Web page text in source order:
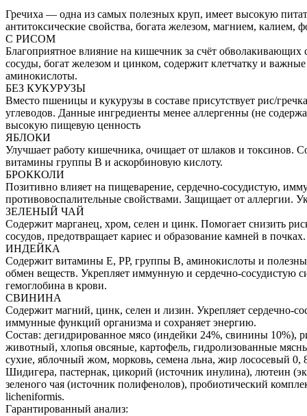
Гречиха — одна из самых полезных круп, имеет высокую
антитоксические свойства, богата железом, магнием,
С РИСОМ
Благоприятное влияние на кишечник за счёт обволакивающих
сосуды, богат железом и цинком, содержит клетчатку и
аминокислоты.
БЕЗ КУКУРУЗЫ
Вместо пшеницы и кукурузы в составе присутствует рис/
углеводов. Данные ингредиенты менее аллергенны (не
высокую пищевую ценность
ЯБЛОКИ
Улучшает работу кишечника, очищает от шлаков и токсинов.
витамины группы B и аскорбиновую кислоту.
БРОККОЛИ
Позитивно влияет на пищеварение, сердечно-сосудистую,
противовоспалительные свойствами. Защищает от аллергии.
ЗЕЛЕНЫЙ ЧАЙ
Содержит марганец, хром, селен и цинк. Помогает снизить
сосудов, предотвращает кариес и образование камней в почках.
ИНДЕЙКА
Содержит витамины E, PP, группы B, аминокислоты и
обмен веществ. Укрепляет иммунную и сердечно-сосудистую
гемоглобина в крови.
СВИНИНА
Содержит магний, цинк, селен и лизин. Укрепляет сердечно-
иммунные функций организма и сохраняет энергию.
Состав: дегидрированное мясо (индейки 24%, свинины 10%),
животный, хлопья овсяные, картофель, гидролизованные
сухие, яблочный жом, морковь, семена льна, жир лососевый 0,
Шидигера, пастернак, цикорий (источник инулина), лютеин
зеленого чая (источник полифенолов), пробиотический
licheniformis.
Гарантированный анализ: